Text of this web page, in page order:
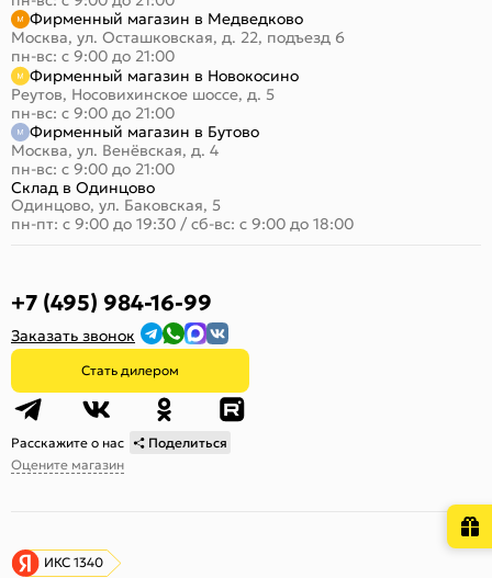
Фирменный магазин в Медведково
Москва, ул. Осташковская, д. 22, подъезд 6
пн-вс: с 9:00 до 21:00
Фирменный магазин в Новокосино
Реутов, Носовихинское шоссе, д. 5
пн-вс: с 9:00 до 21:00
Фирменный магазин в Бутово
Москва, ул. Венёвская, д. 4
пн-вс: с 9:00 до 21:00
Склад в Одинцово
Одинцово, ул. Баковская, 5
пн-пт: с 9:00 до 19:30 / сб-вс: с 9:00 до 18:00
+7 (495) 984-16-99
Заказать звонок
Стать дилером
Расскажите о нас
Поделиться
Оцените магазин
ИКС 1340